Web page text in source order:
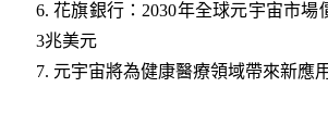
6.花旗銀行：2030年全球元宇宙市場
3兆美元
7. 元宇宙將為健康醫療領域帶來新應用